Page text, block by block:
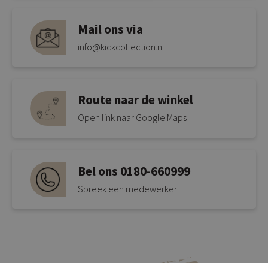
Mail ons via
info@kickcollection.nl
Route naar de winkel
Open link naar Google Maps
Bel ons 0180-660999
Spreek een medewerker